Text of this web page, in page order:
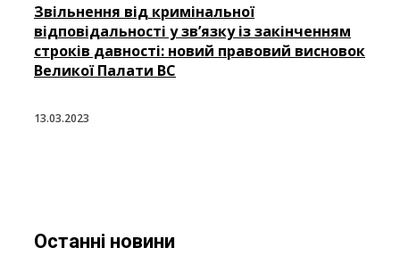
Звільнення від кримінальної
відповідальності у зв’язку із закінченням
строків давності: новий правовий висновок
Великої Палати ВС
13.03.2023
Останні новини